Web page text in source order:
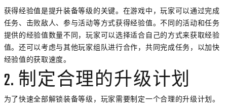
获得经验值是提升装备等级的关键。在游戏中，玩家可以通过完成
任务、击败敌人、参与活动等方式获得经验值。不同的活动和任务
提供的经验值数量不同，玩家可以选择适合自己的方式来获取经验
值。还可以考虑与其他玩家组队进行合作，共同完成任务，以加快
经验值的获取速度。
2. 制定合理的升级计划
为了快速全部解锁装备等级，玩家需要制定一个合理的升级计划。